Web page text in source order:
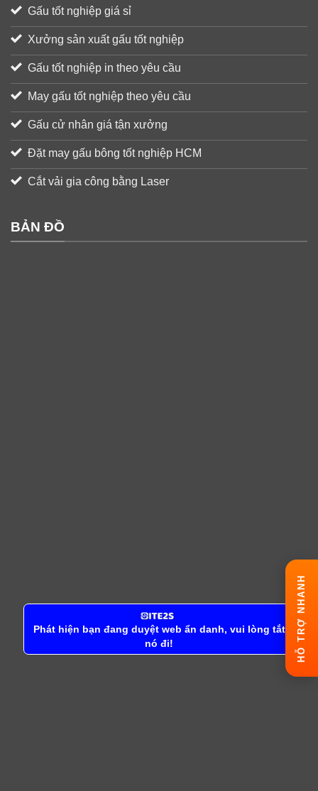
HỖ TRỢ NHANH
Gấu tốt nghiệp giá sỉ
Xưởng sản xuất gấu tốt nghiệp
Gấu tốt nghiệp in theo yêu cầu
May gấu tốt nghiệp theo yêu cầu
Gấu cử nhân giá tận xưởng
Đặt may gấu bông tốt nghiệp HCM
Cắt vải gia công bằng Laser
BẢN ĐỒ